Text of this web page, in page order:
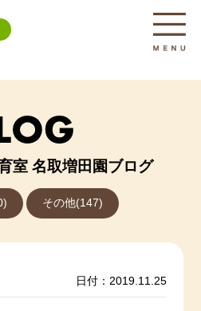
室 名取増田園ブログ
その他(147)
日付：2019.11.25